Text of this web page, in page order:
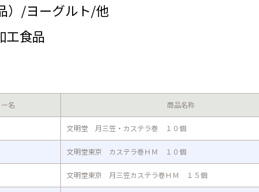
）/ヨーグルト/他
食品
名 商品名称
文明堂 月三笠・カステラ巻 １０個
文明堂東京 カステラ巻ＨＭ １０個
文明堂東京 月三笠カステラ巻ＨＭ １５個